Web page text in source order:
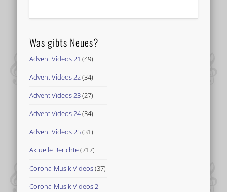
Was gibts Neues?
Advent Videos 21 (49)
Advent Videos 22(34)
Advent Videos 23(27)
Advent Videos 24(34)
Advent Videos 25(31)
Aktuelle Berichte(717)
Corona-Musik-Videos(37)
Corona-Musik-Videos 2